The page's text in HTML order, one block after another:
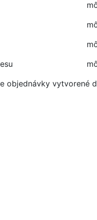
objednávky vytvorené